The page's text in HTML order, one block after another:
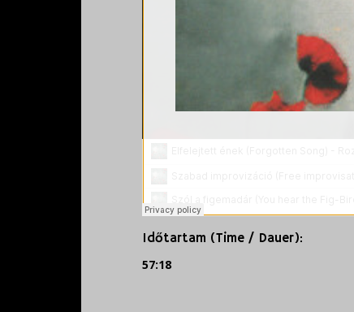
Időtartam (Time / Dauer):
57:18